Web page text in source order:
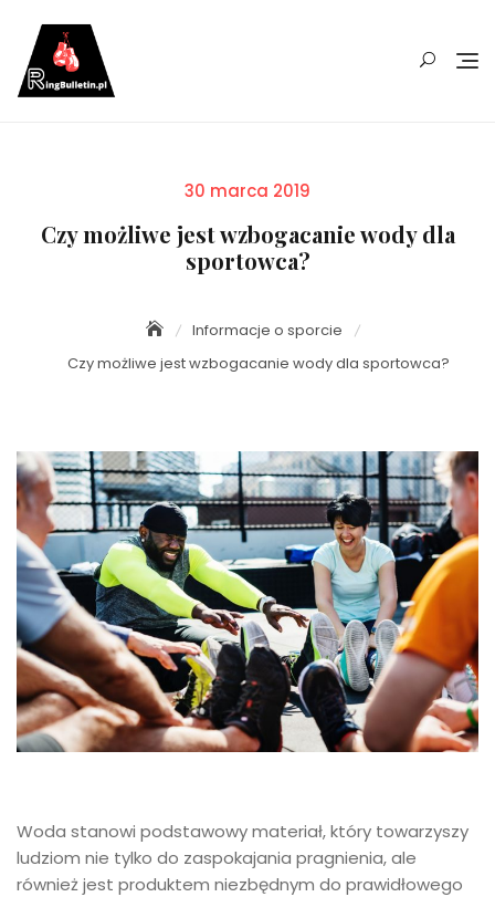
content
Posted
30 marca 2019
Czy możliwe jest wzbogacanie wody dla
sportowca?
Informacje o sporcie
Czy możliwe jest wzbogacanie wody dla sportowca?
Woda stanowi podstawowy materiał, który towarzyszy
ludziom nie tylko do zaspokajania pragnienia, ale
również jest produktem niezbędnym do prawidłowego